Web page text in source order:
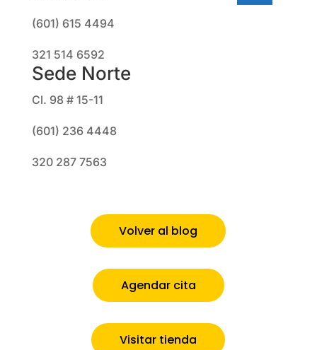
(601) 615 4494
321 514 6592
Sede Norte
Cl. 98 # 15-11
(601) 236 4448
320 287 7563
Volver al blog
Agendar cita
Visitar tienda